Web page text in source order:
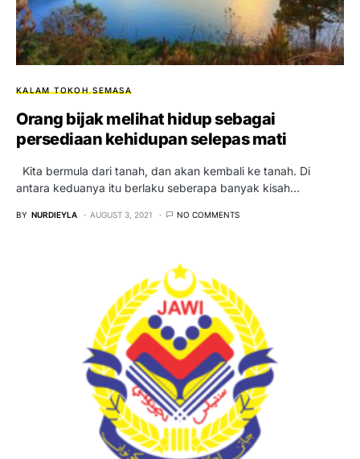
KALAM TOKOH SEMASA
Orang bijak melihat hidup sebagai
persediaan kehidupan selepas mati
Kita bermula dari tanah, dan akan kembali ke tanah. Di
antara keduanya itu berlaku seberapa banyak kisah…
BY NURDIEYLA AUGUST 3, 2021 NO COMMENTS